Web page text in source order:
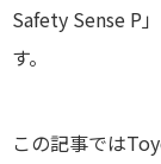
Safety Sense P
す。
この記事では